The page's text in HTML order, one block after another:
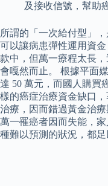
及接收信號，幫助
所謂的「一次給付型」
可以讓病患彈性運用資
款中，但萬一療程太長
會嘎然而止。 根據平面
達 50 萬元，而國人購買
樣的癌症治療資金缺口
治療，因而錯過黃金治
萬一罹癌者因而失能，
種難以預測的狀況，都足